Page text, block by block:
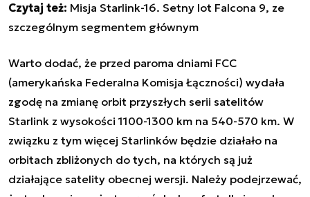
Czytaj też: Misja Starlink-16. Setny lot Falcona 9, ze
szczególnym segmentem głównym
Warto dodać, że przed paroma dniami FCC
(amerykańska Federalna Komisja Łączności) wydała
zgodę na zmianę orbit przyszłych serii satelitów
Starlink z wysokości 1100-1300 km na 540-570 km. W
związku z tym więcej Starlinków będzie działało na
orbitach zbliżonych do tych, na których są już
działające satelity obecnej wersji. Należy podejrzewać,